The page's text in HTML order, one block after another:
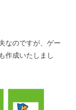
なのですが、ゲー
作成いたしまし